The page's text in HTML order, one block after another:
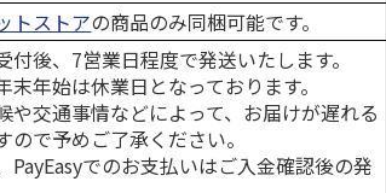
トストアの商品のみ同梱可能です。
付後、7営業日程度で発送いたします。
年始は休業日となっております。
交通事情などによって、お届けが遅れる
ので予めご了承ください。
でのお支払いはご入金確認後の発